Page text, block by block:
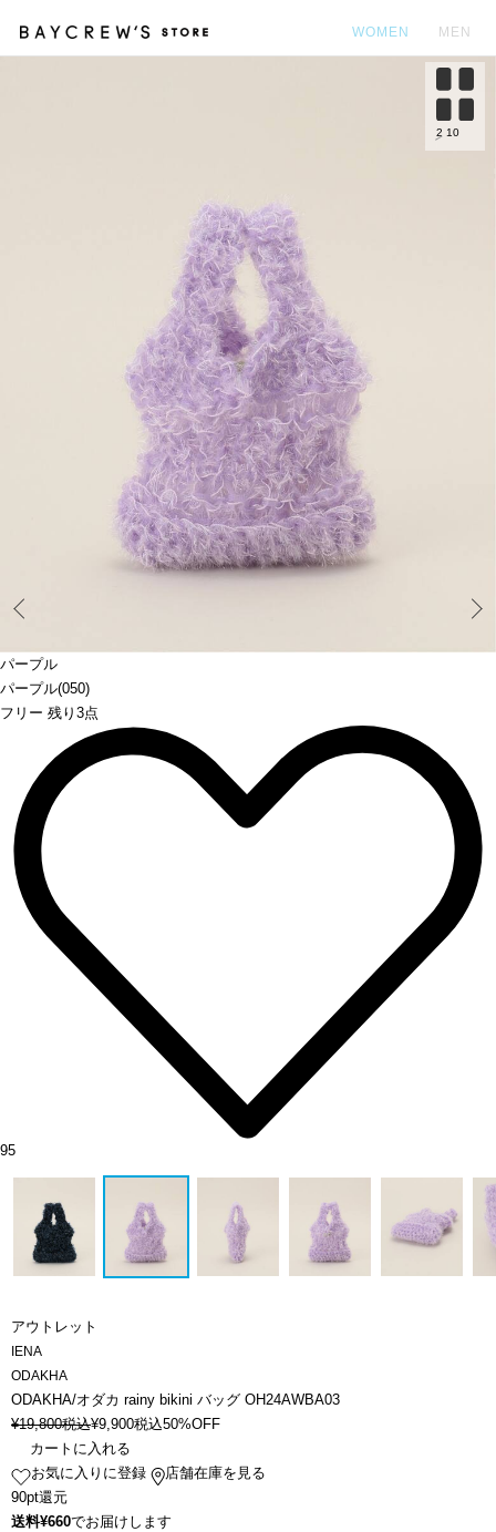
WOMEN MEN
パープル
パープル(050)
フリー 残り3点
2 10
95
アウトレット
IENA
ODAKHA
ODAKHA/オダカ rainy bikini バッグ OH24AWBA03
¥19,800税込¥9,900税込50%OFF
カートに入れる
お気に入りに登録
店舗在庫を見る
90pt還元
送料¥660でお届けします